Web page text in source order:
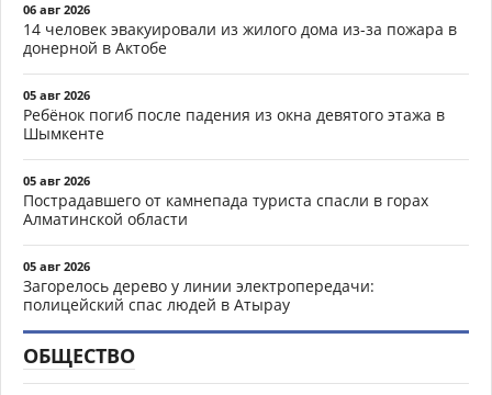
06 авг 2026
14 человек эвакуировали из жилого дома из-за пожара в
донерной в Актобе
05 авг 2026
Ребёнок погиб после падения из окна девятого этажа в
Шымкенте
05 авг 2026
Пострадавшего от камнепада туриста спасли в горах
Алматинской области
05 авг 2026
Загорелось дерево у линии электропередачи:
полицейский спас людей в Атырау
ОБЩЕСТВО